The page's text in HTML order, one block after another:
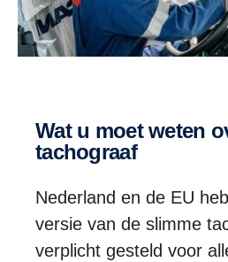
Wat u moet weten over de nieuwe
tachograaf
Nederland en de EU
versie van de slimme
verplicht gesteld voor